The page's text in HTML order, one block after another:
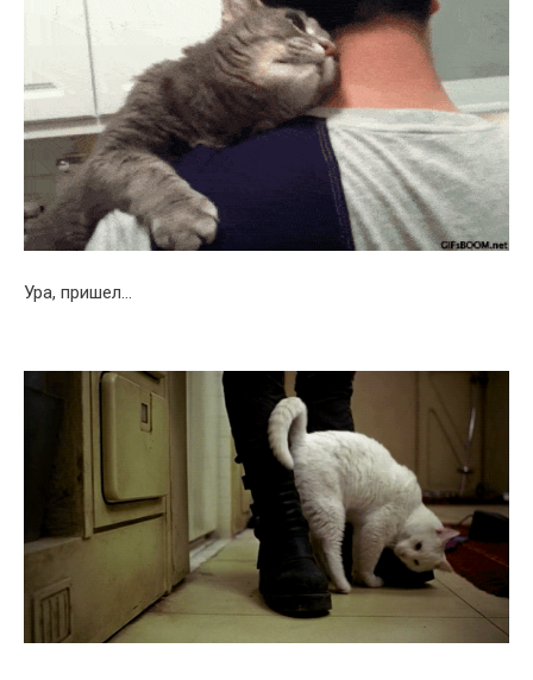
Ура, пришел…